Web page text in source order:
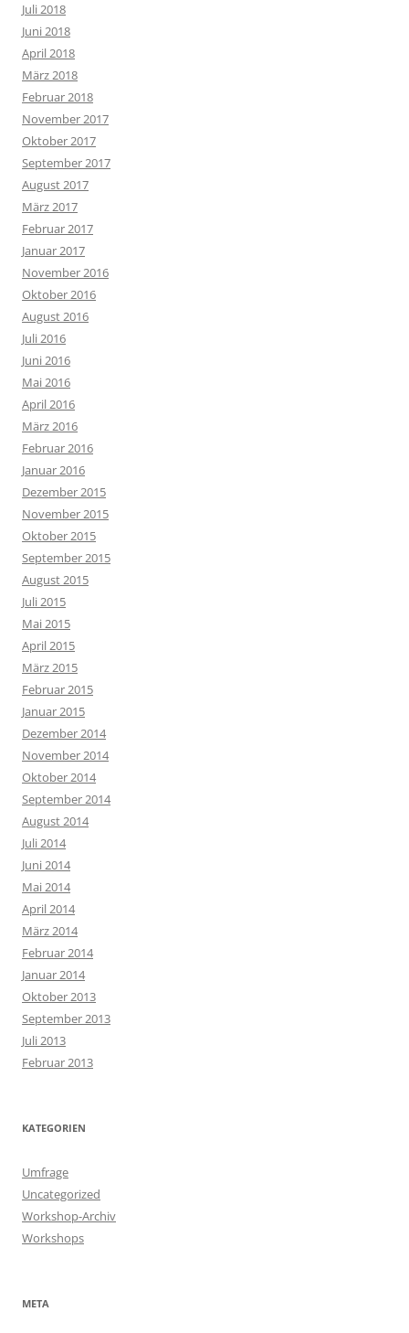
Juli 2018
Juni 2018
April 2018
März 2018
Februar 2018
November 2017
Oktober 2017
September 2017
August 2017
März 2017
Februar 2017
Januar 2017
November 2016
Oktober 2016
August 2016
Juli 2016
Juni 2016
Mai 2016
April 2016
März 2016
Februar 2016
Januar 2016
Dezember 2015
November 2015
Oktober 2015
September 2015
August 2015
Juli 2015
Mai 2015
April 2015
März 2015
Februar 2015
Januar 2015
Dezember 2014
November 2014
Oktober 2014
September 2014
August 2014
Juli 2014
Juni 2014
Mai 2014
April 2014
März 2014
Februar 2014
Januar 2014
Oktober 2013
September 2013
Juli 2013
Februar 2013
KATEGORIEN
Umfrage
Uncategorized
Workshop-Archiv
Workshops
META